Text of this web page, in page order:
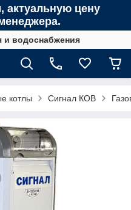
актуальную цену
и водоснабжения
котлы Сигнал КОВ